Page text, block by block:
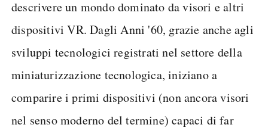
descrivere un mondo dominato da visori e altri
dispositivi VR. Dagli Anni '60, grazie anche agli
sviluppi tecnologici registrati nel settore della
miniaturizzazione tecnologica, iniziano a
comparire i primi dispositivi (non ancora visori
nel senso moderno del termine) capaci di far